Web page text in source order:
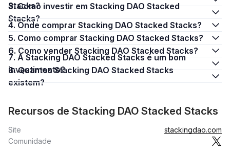
Stacks?
3. Como investir em Stacking DAO Stacked
Stacks?
4. Onde comprar Stacking DAO Stacked Stacks?
5. Como comprar Stacking DAO Stacked Stacks?
6. Como vender Stacking DAO Stacked Stacks?
7. A Stacking DAO Stacked Stacks é um bom
investimento?
8. Quantos Stacking DAO Stacked Stacks
existem?
Recursos de Stacking DAO Stacked Stacks
Site
stackingdao.com
Comunidade